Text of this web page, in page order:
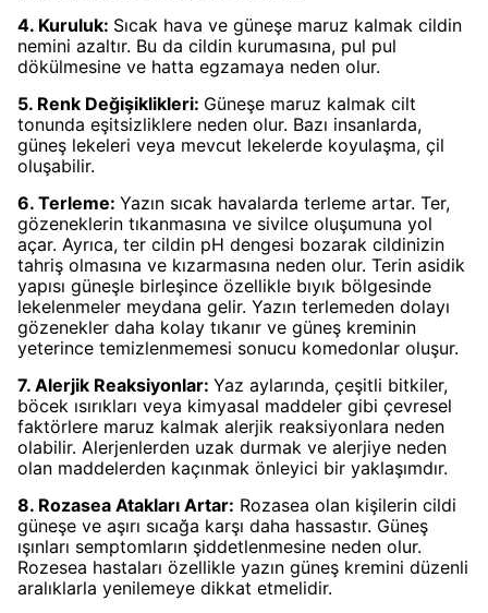
4. Kuruluk: Sıcak hava ve güneşe maruz kalmak cildin
nemini azaltır. Bu da cildin kurumasına, pul pul
dökülmesine ve hatta egzamaya neden olur.
5. Renk Değişiklikleri: Güneşe maruz kalmak cilt
tonunda eşitsizliklere neden olur. Bazı insanlarda,
güneş lekeleri veya mevcut lekelerde koyulaşma, çil
oluşabilir.
6. Terleme: Yazın sıcak havalarda terleme artar. Ter,
gözeneklerin tıkanmasına ve sivilce oluşumuna yol
açar. Ayrıca, ter cildin pH dengesi bozarak cildinizin
tahriş olmasına ve kızarmasına neden olur. Terin asidik
yapısı güneşle birleşince özellikle bıyık bölgesinde
lekelenmeler meydana gelir. Yazın terlemeden dolayı
gözenekler daha kolay tıkanır ve güneş kreminin
yeterince temizlenmemesi sonucu komedonlar oluşur.
7. Alerjik Reaksiyonlar: Yaz aylarında, çeşitli bitkiler,
böcek ısırıkları veya kimyasal maddeler gibi çevresel
faktörlere maruz kalmak alerjik reaksiyonlara neden
olabilir. Alerjenlerden uzak durmak ve alerjiye neden
olan maddelerden kaçınmak önleyici bir yaklaşımdır.
8. Rozasea Atakları Artar: Rozasea olan kişilerin cildi
güneşe ve aşırı sıcağa karşı daha hassastır. Güneş
ışınları semptomların şiddetlenmesine neden olur.
Rozesea hastaları özellikle yazın güneş kremini düzenli
aralıklarla yenilemeye dikkat etmelidir.